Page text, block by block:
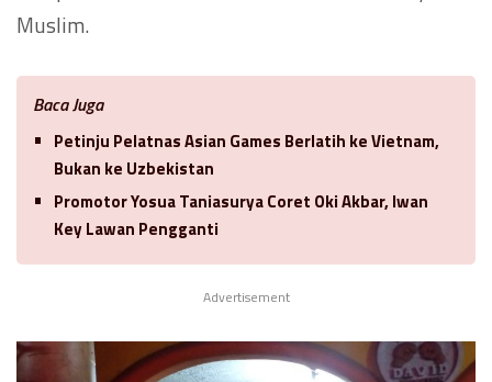
Muslim.
Baca Juga
Petinju Pelatnas Asian Games Berlatih ke Vietnam,
Bukan ke Uzbekistan
Promotor Yosua Taniasurya Coret Oki Akbar, Iwan
Key Lawan Pengganti
Advertisement